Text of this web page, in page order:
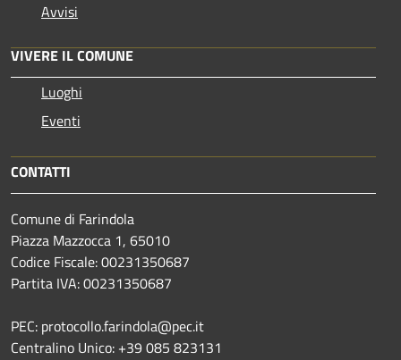
Avvisi
VIVERE IL COMUNE
Luoghi
Eventi
CONTATTI
Comune di Farindola
Piazza Mazzocca 1, 65010
Codice Fiscale: 00231350687
Partita IVA: 00231350687
PEC: protocollo.farindola@pec.it
Centralino Unico: +39 085 823131